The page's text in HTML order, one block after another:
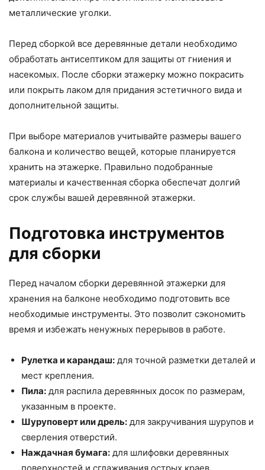
металлические уголки.
Перед сборкой все деревянные детали необходимо
обработать антисептиком для защиты от гниения и
насекомых. После сборки этажерку можно покрасить
или покрыть лаком для придания эстетичного вида и
дополнительной защиты.
При выборе материалов учитывайте размеры вашего
балкона и количество вещей, которые планируется
хранить на этажерке. Правильно подобранные
материалы и качественная сборка обеспечат долгий
срок службы вашей деревянной этажерки.
Подготовка инструментов
для сборки
Перед началом сборки деревянной этажерки для
хранения на балконе необходимо подготовить все
необходимые инструменты. Это позволит сэкономить
время и избежать ненужных перерывов в работе.
Рулетка и карандаш: для точной разметки деталей и
мест крепления.
Пила: для распила деревянных досок по размерам,
указанным в проекте.
Шуруповерт или дрель: для закручивания шурупов и
сверления отверстий.
Наждачная бумага: для шлифовки деревянных